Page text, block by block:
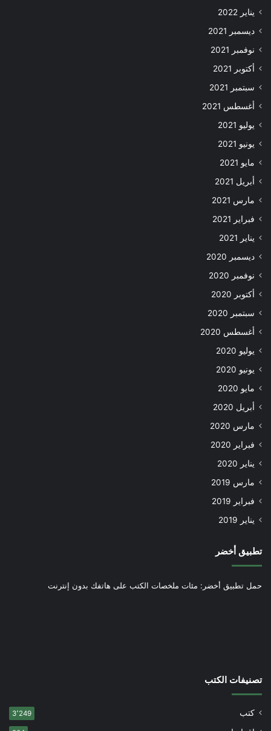
يناير 2022
ديسمبر 2021
نوفمبر 2021
أكتوبر 2021
سبتمبر 2021
أغسطس 2021
يوليو 2021
يونيو 2021
مايو 2021
أبريل 2021
مارس 2021
فبراير 2021
يناير 2021
ديسمبر 2020
نوفمبر 2020
أكتوبر 2020
سبتمبر 2020
أغسطس 2020
يوليو 2020
يونيو 2020
مايو 2020
أبريل 2020
مارس 2020
فبراير 2020
يناير 2020
مارس 2019
فبراير 2019
يناير 2019
تطبيق أخضر
حمل تطبيق أخضر: مئات ملخصات الكتب على هاتفك بدون إنترنت
تصنيفات الكتب
كتب 3٬249